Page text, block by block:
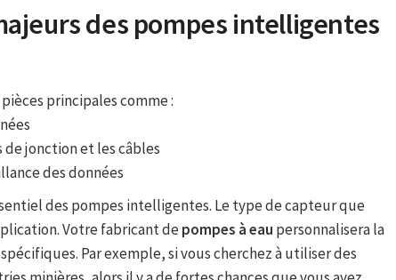
des pompes intelligentes
principales comme :
jonction et les câbles
des données
des pompes intelligentes. Le type de capteur que
Votre fabricant depompes à eau personnalisera la
Par exemple, si vous cherchez à utiliser des